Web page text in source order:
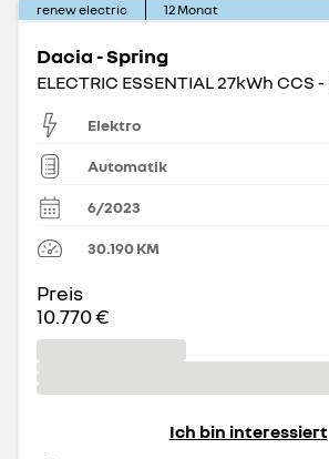
renew electric 12Monat
Dacia - Spring
Elektro
Automatik
6/2023
30.190KM
Preis
10.770 €
Ich bin interessiert